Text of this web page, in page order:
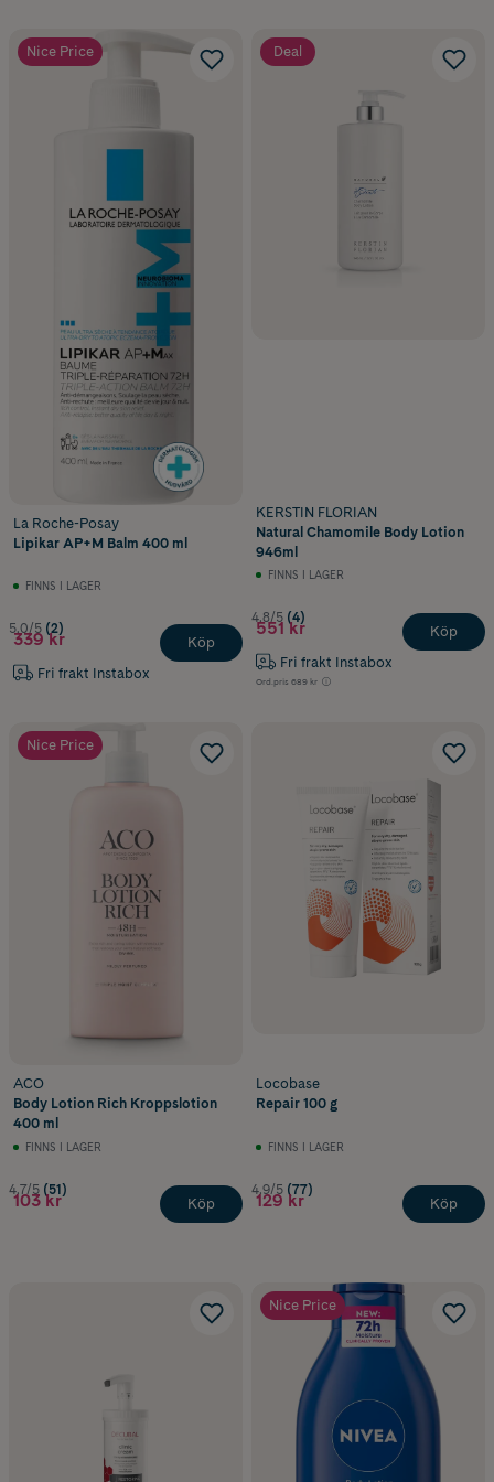
Nice Price
La Roche-Posay
Lipikar AP+M Balm 400 ml
FINNS I LAGER
5.0/5 (2)
339 kr
Fri frakt Instabox
Köp
Deal
KERSTIN FLORIAN
Natural Chamomile Body Lotion
946ml
FINNS I LAGER
4.8/5 (4)
551 kr
Fri frakt Instabox
Ord.pris 689 kr
Köp
Nice Price
ACO
Body Lotion Rich Kroppslotion
400 ml
FINNS I LAGER
4.7/5 (51)
103 kr Köp
Locobase
Repair 100 g
FINNS I LAGER
4.9/5 (77)
129 kr Köp
Nice Price